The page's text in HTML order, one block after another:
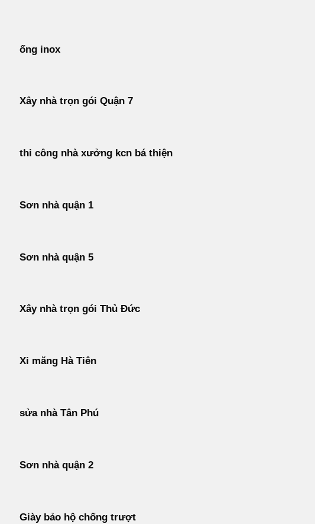
ống inox
Xây nhà trọn gói Quận 7
thi công nhà xưởng kcn bá thiện
Sơn nhà quận 1
Sơn nhà quận 5
Xây nhà trọn gói Thủ Đức
Xi măng Hà Tiên
sửa nhà Tân Phú
Sơn nhà quận 2
Giày bảo hộ chống trượt